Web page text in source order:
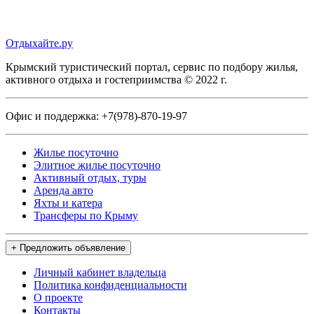
Отдыхайте.ру
Крымский туристический портал, сервис по подбору жилья,
активного отдыха и гостеприимства © 2022 г.
Офис и поддержка: +7(978)-870-19-97
Жилье посуточно
Элитное жилье посуточно
Активный отдых, туры
Аренда авто
Яхты и катера
Трансферы по Крыму
+ Предложить объявление
Личный кабинет владельца
Политика конфиденциальности
О проекте
Контакты